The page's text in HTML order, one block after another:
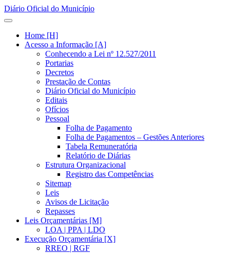
Diário Oficial do Município
Home [H]
Acesso a Informação [A]
Conhecendo a Lei nº 12.527/2011
Portarias
Decretos
Prestação de Contas
Diário Oficial do Município
Editais
Ofícios
Pessoal
Folha de Pagamento
Folha de Pagamentos – Gestões Anteriores
Tabela Remuneratória
Relatório de Diárias
Estrutura Organizacional
Registro das Competências
Sitemap
Leis
Avisos de Licitação
Repasses
Leis Orçamentárias [M]
LOA | PPA | LDO
Execução Orçamentária [X]
RREO | RGF